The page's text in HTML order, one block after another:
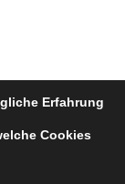
Erfahrung
Cookies